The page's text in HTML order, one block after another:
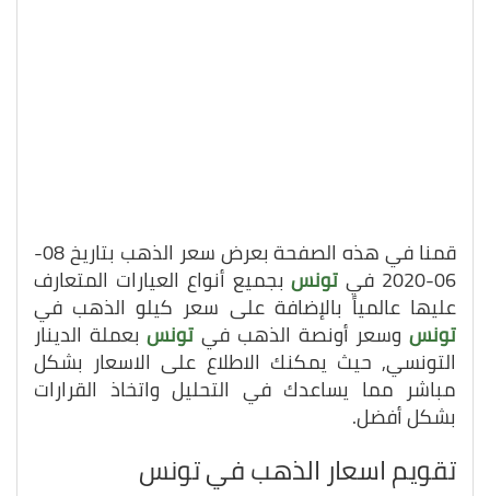
قمنا في هذه الصفحة بعرض سعر الذهب بتاريخ 08-
06-2020 في تونسبجميع أنواع العيارات المتعارف
عليها عالمياً بالإضافة على سعر كيلو الذهب في
تونسوسعر أونصة الذهب في تونسبعملة الدينار
التونسي, حيث يمكنك الاطلاع على الاسعار بشكل
مباشر مما يساعدك في التحليل واتخاذ القرارات
بشكل أفضل.
تقويم اسعار الذهب في تونس